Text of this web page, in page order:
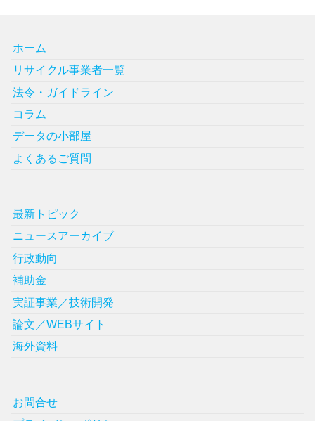
ホーム
リサイクル事業者一覧
法令・ガイドライン
コラム
データの小部屋
よくあるご質問
最新トピック
ニュースアーカイブ
行政動向
補助金
実証事業／技術開発
論文／WEBサイト
海外資料
お問合せ